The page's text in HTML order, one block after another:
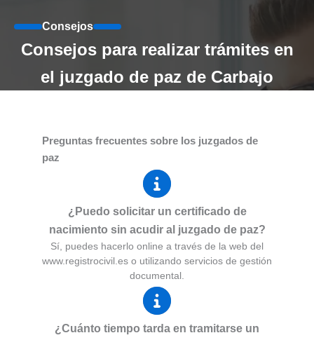
Consejos
Consejos para realizar trámites en
el juzgado de paz de Carbajo
Preguntas frecuentes sobre los juzgados de
paz
¿Puedo solicitar un certificado de
nacimiento sin acudir al juzgado de paz?
Sí, puedes hacerlo online a través de la web del
www.registrocivil.es o utilizando servicios de gestión
documental.
¿Cuánto tiempo tarda en tramitarse un